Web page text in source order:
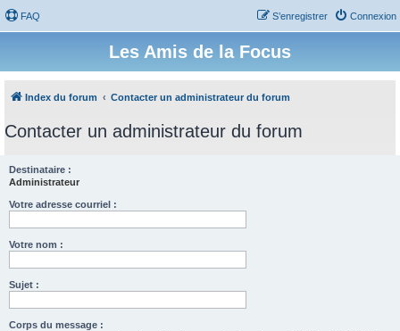
FAQ Connexion
S’enregistrer
Les Amis de la Focus
Index du forum Contacter un administrateur du forum
Contacter un administrateur du forum
Destinataire :
Administrateur
Votre adresse courriel :
Votre nom :
Sujet :
Corps du message :